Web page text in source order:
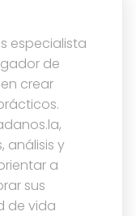
especialista
de
crear
análisis y
a
sus
de vida